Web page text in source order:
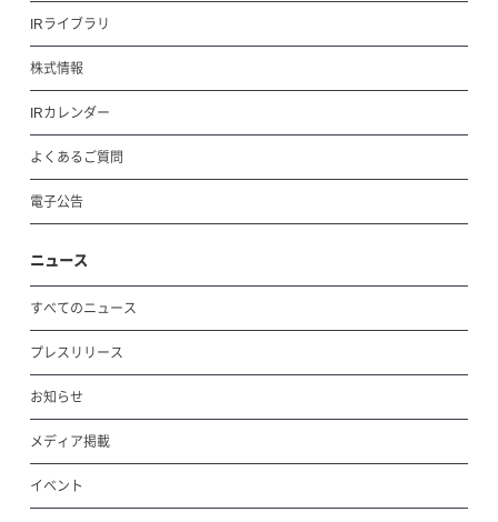
IRライブラリ
株式情報
IRカレンダー
よくあるご質問
電子公告
ニュース
すべてのニュース
プレスリリース
お知らせ
メディア掲載
イベント